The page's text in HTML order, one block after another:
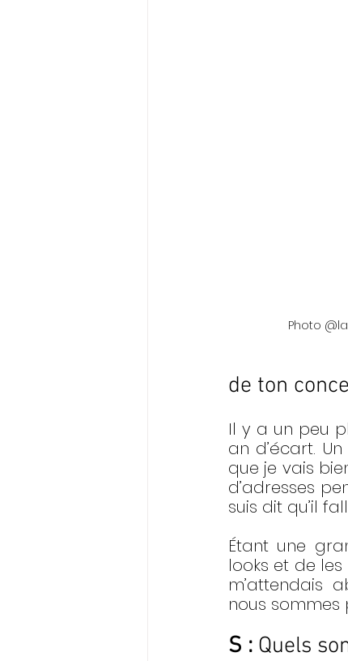
Photo
de ton
Il y a un peu
an d’écart.
que je vais
d’adresses
suis dit qu’il
Étant une
looks et de
m’attendais
nous sommes
S : Quels